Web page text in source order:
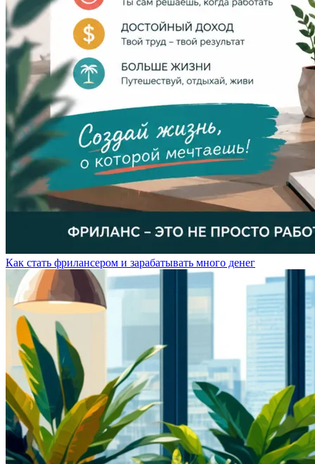
Как стать фрилансером и зарабатывать много денег